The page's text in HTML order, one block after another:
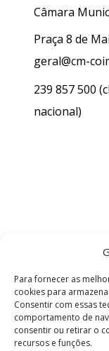
Para fornecer as
cookies para
Consentir com essas
comportamento de
consentir ou retirar o
recursos e funções.
Câmara
Praça 8 de
geral@cm-
239 857 500
nacional)